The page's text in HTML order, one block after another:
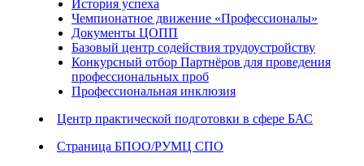
История успеха
Чемпионатное движение «Профессионалы»
Документы ЦОПП
Базовый центр содействия трудоустройству
Конкурсный отбор Партнёров для проведения
профессиональных проб
Профессиональная инклюзия
Центр практической подготовки в сфере БАС
Страница БПОО/РУМЦ СПО